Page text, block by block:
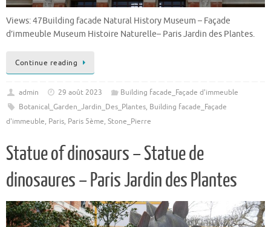
Views: 47Building facade Natural History Museum – Façade
d’immeuble Museum Histoire Naturelle– Paris Jardin des Plantes.
Continue reading
admin 29 août 2023
Building facade_Façade d'immeuble
Botanical_Garden_Jardin_Des_Plantes, Building facade_Façade
d'immeuble, Paris, Paris 5ème, Stone_Pierre
Statue of dinosaurs – Statue de
dinosaures – Paris Jardin des Plantes